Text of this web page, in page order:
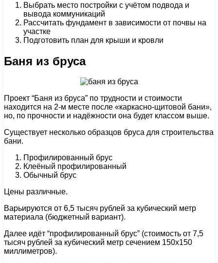
Выбрать место постройки с учётом подвода и
вывода коммуникаций
Рассчитать фундамент в зависимости от почвы на
участке
Подготовить план для крыши и кровли
Баня из бруса
Проект “Баня из бруса” по трудности и стоимости
находится на 2-м месте после «каркасно-щитовой бани»,
но, по прочности и надёжности она будет классом выше.
Существует несколько образцов бруса для строительства
бани.
Профилированный брус
Клеёный профилированный
Обычный брус
Цены различные.
Варьируются от 6,5 тысяч рублей за кубический метр
материала (бюджетный вариант).
Далее идёт “профилированный брус” (стоимость от 7,5
тысяч рублей за кубический метр сечением 150х150
миллиметров).